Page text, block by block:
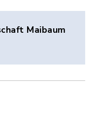
Maibaum